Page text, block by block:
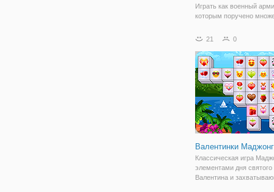
Играть как военный
которым поручено
захвачен ренегат
оружия, транспортных
(танков, роботов...), и
модернизацию.
21 0
Валентинки
Классическая игра
элементами дня святого
Валентина и